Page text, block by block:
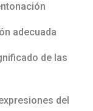
adecuada
de las
del